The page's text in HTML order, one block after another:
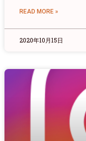
READ MORE »
2020年10月15日